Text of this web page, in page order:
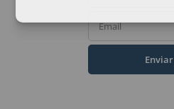
Email
Enviar